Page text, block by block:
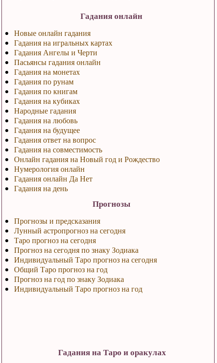
Гадания онлайн
Новые онлайн гадания
Гадания на игральных картах
Гадания Ангелы и Черти
Пасьянсы гадания онлайн
Гадания на монетах
Гадания по рунам
Гадания по книгам
Гадания на кубиках
Народные гадания
Гадания на любовь
Гадания на будущее
Гадания ответ на вопрос
Гадания на совместимость
Онлайн гадания на Новый год и Рождество
Нумерология онлайн
Гадания онлайн Да Нет
Гадания на день
Прогнозы
Прогнозы и предсказания
Лунный астропрогноз на сегодня
Таро прогноз на сегодня
Прогноз на сегодня по знаку Зодиака
Индивидуальный Таро прогноз на сегодня
Общий Таро прогноз на год
Прогноз на год по знаку Зодиака
Индивидуальный Таро прогноз на год
Гадания на Таро и оракулах